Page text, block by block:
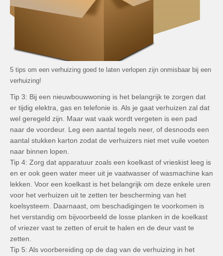
5 tips om een verhuizing goed te laten verlopen zijn onmisbaar bij een
verhuizing!
Tip 3: Bij een nieuwbouwwoning is het belangrijk te zorgen dat
er tijdig elektra, gas en telefonie is. Als je gaat verhuizen zal dat
wel geregeld zijn. Maar wat vaak wordt vergeten is een pad
naar de voordeur. Leg een aantal tegels neer, of desnoods een
aantal stukken karton zodat de verhuizers niet met vuile voeten
naar binnen lopen.
Tip 4: Zorg dat apparatuur zoals een koelkast of vrieskist leeg is
en er ook geen water meer uit je vaatwasser of wasmachine kan
lekken. Voor een koelkast is het belangrijk om deze enkele uren
voor het verhuizen uit te zetten ter bescherming van het
koelsysteem. Daarnaast, om beschadigingen te voorkomen is
het verstandig om bijvoorbeeld de losse planken in de koelkast
of vriezer vast te zetten of eruit te halen en de deur vast te
zetten.
Tip 5: Als voorbereiding op de dag van de verhuizing in het